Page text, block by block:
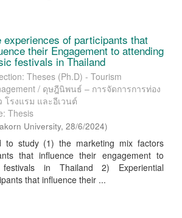
experiences of participants that
their Engagement to attending
festivals in Thailand
Theses (Ph.D) - Tourism
/ ดุษฎีนิพนธ์ – การจัดการการท่อง
โรงแรม และอีเวนต์
Thesis
University, 28/6/2024)
to study (1) the marketing mix factors
that influence their engagement to
in Thailand 2) Experiential
that influence their ...